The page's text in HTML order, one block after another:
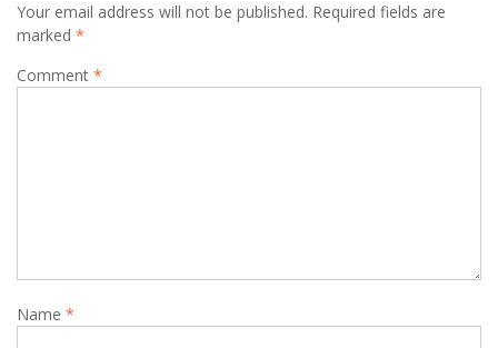
Your email address will not be published. Required fields are
marked *
Comment *
Name *